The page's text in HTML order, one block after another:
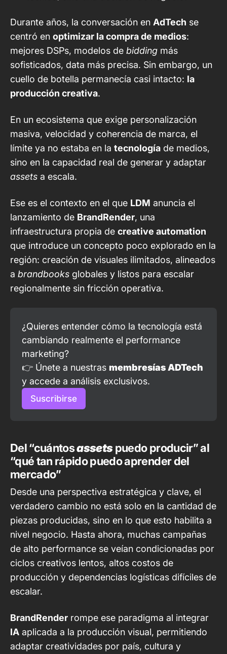
Durante años, la conversación en AdTech se
centró en optimizar la compra de medios:
mejores DSPs, modelos de bidding más
sofisticados, data más precisa. Sin embargo, un
cuello de botella permanecía casi intacto: la
producción creativa.
En un ecosistema que exige personalización
masiva, velocidad y coherencia de marca, el
límite ya no estaba en la tecnología de medios,
sino en la capacidad real de generar y adaptar
assets a escala.
Ese es el contexto en el que LDM anuncia el
lanzamiento de BrandRender, una
infraestructura propia de creative automation
que introduce un concepto poco explorado en la
región: creación de visuales ilimitados, alineados
a brandbooks globales y listos para escalar
regionalmente sin fricción operativa.
¿Quieres entender cómo la tecnología está
cambiando realmente el performance
marketing?
👉 Únete a nuestras membresías ADTech
y accede a análisis exclusivos.
Suscribirse
Del “cuántosassetspuedo producir” al
“qué tan rápido puedo aprender del
mercado”
Desde una perspectiva estratégica y clave, el
verdadero cambio no está solo en la cantidad de
piezas producidas, sino en lo que esto habilita a
nivel negocio. Hasta ahora, muchas campañas
de alto performance se veían condicionadas por
ciclos creativos lentos, altos costos de
producción y dependencias logísticas difíciles de
escalar.
BrandRender rompe ese paradigma al integrar
IA aplicada a la producción visual, permitiendo
adaptar creatividades por país, cultura y